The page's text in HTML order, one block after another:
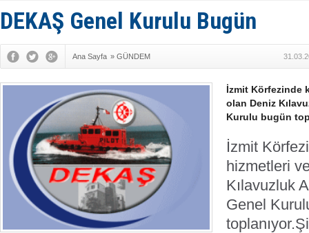
DEKAŞ Genel Kurulu Bugün
Ana Sayfa » GÜNDEM
İzmit Körfezinde
olan Deniz
Kurulu bugün
İzmit
hizmetleri
Kılavuzluk
Genel
toplanıyor.